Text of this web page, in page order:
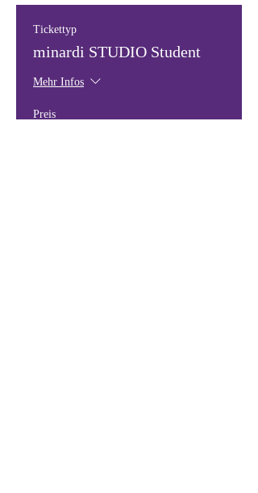
Tickettyp
minardi STUDIO Student
Mehr Infos
Preis